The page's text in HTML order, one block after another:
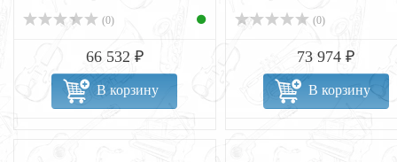
(0)
66 532 ₽
В корзину
(0)
73 974 ₽
В корзину